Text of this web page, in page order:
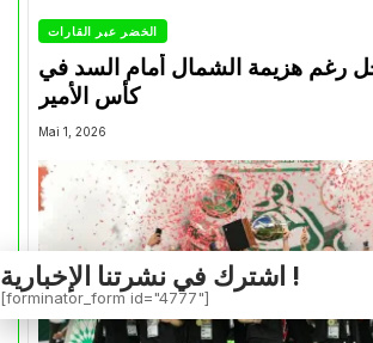
الخضر عبر القارات
رغم هزيمة الشمال أمام السد في
كأس الأمير
Mai 1, 2026
اشترك في نشرتنا الإخبارية !
[forminator_form id="4777"]